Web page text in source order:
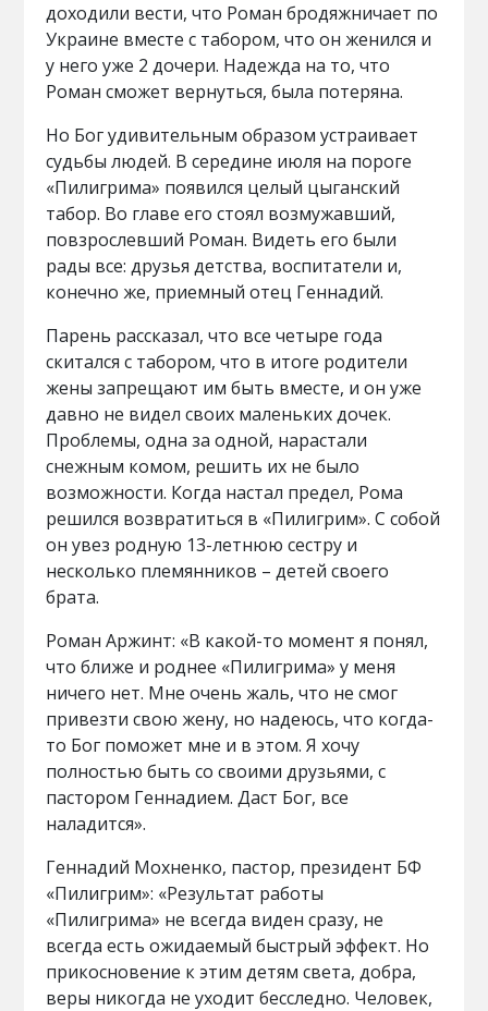
доходили вести, что Роман бродяжничает по
Украине вместе с табором, что он женился и
у него уже 2 дочери. Надежда на то, что
Роман сможет вернуться, была потеряна.
Но Бог удивительным образом устраивает
судьбы людей. В середине июля на пороге
«Пилигрима» появился целый цыганский
табор. Во главе его стоял возмужавший,
повзрослевший Роман. Видеть его были
рады все: друзья детства, воспитатели и,
конечно же, приемный отец Геннадий.
Парень рассказал, что все четыре года
скитался с табором, что в итоге родители
жены запрещают им быть вместе, и он уже
давно не видел своих маленьких дочек.
Проблемы, одна за одной, нарастали
снежным комом, решить их не было
возможности. Когда настал предел, Рома
решился возвратиться в «Пилигрим». С собой
он увез родную 13-летнюю сестру и
несколько племянников – детей своего
брата.
Роман Аржинт: «В какой-то момент я понял,
что ближе и роднее «Пилигрима» у меня
ничего нет. Мне очень жаль, что не смог
привезти свою жену, но надеюсь, что когда-
то Бог поможет мне и в этом. Я хочу
полностью быть со своими друзьями, с
пастором Геннадием. Даст Бог, все
наладится».
Геннадий Мохненко, пастор, президент БФ
«Пилигрим»: «Результат работы
«Пилигрима» не всегда виден сразу, не
всегда есть ожидаемый быстрый эффект. Но
прикосновение к этим детям света, добра,
веры никогда не уходит бесследно. Человек,